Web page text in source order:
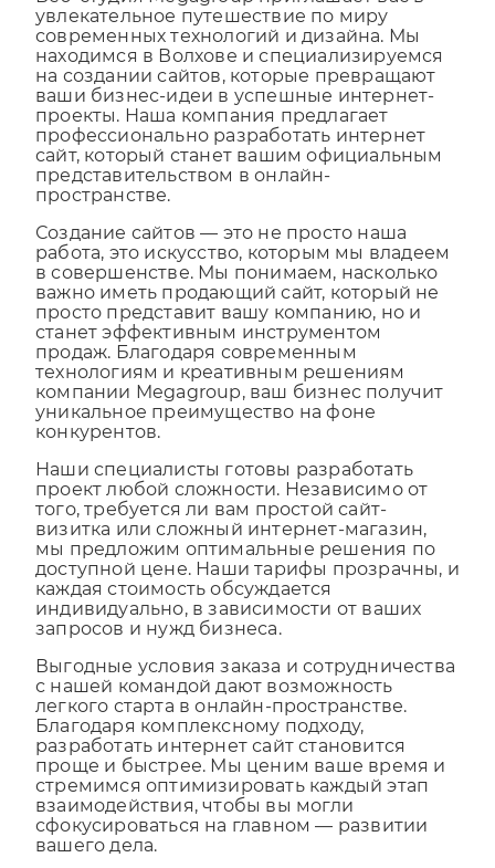
Веб-студия Megagroup приглашает вас в
увлекательное путешествие по миру
современных технологий и дизайна. Мы
находимся в Волхове и специализируемся
на создании сайтов, которые превращают
ваши бизнес-идеи в успешные интернет-
проекты. Наша компания предлагает
профессионально разработать интернет
сайт, который станет вашим официальным
представительством в онлайн-
Создание сайтов — это не просто наша
работа, это искусство, которым мы владеем
в совершенстве. Мы понимаем, насколько
важно иметь продающий сайт, который не
просто представит вашу компанию, но и
станет эффективным инструментом
продаж. Благодаря современным
технологиям и креативным решениям
компании Megagroup, ваш бизнес получит
уникальное преимущество на фоне
Наши специалисты готовы разработать
проект любой сложности. Независимо от
того, требуется ли вам простой сайт-
визитка или сложный интернет-магазин,
мы предложим оптимальные решения по
доступной цене. Наши тарифы прозрачны, и
каждая стоимость обсуждается
индивидуально, в зависимости от ваших
Выгодные условия заказа и сотрудничества
с нашей командой дают возможность
легкого старта в онлайн-пространстве.
Благодаря комплексному подходу,
разработать интернет сайт становится
проще и быстрее. Мы ценим ваше время и
стремимся оптимизировать каждый этап
взаимодействия, чтобы вы могли
сфокусироваться на главном — развитии